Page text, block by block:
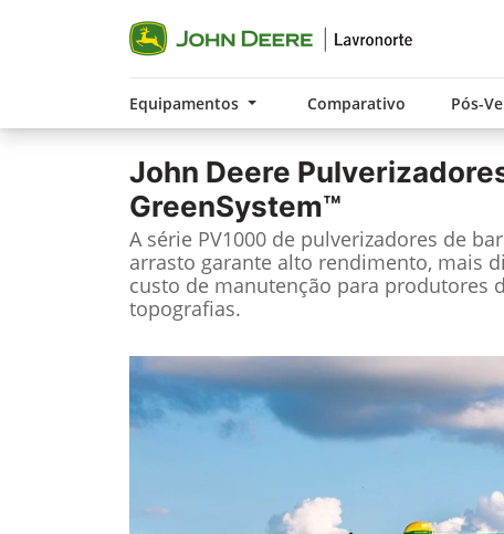
Equipamentos Comparativo Pós-
John Deere
GreenSystem™
A série PV1000 de pulverizadores de
arrasto garante alto rendimento, mais
custo de manutenção para produtores
topografias.